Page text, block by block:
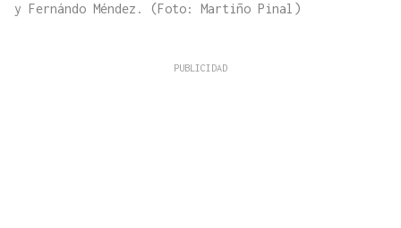
y Fernándo Méndez. (Foto: Martiño Pinal)